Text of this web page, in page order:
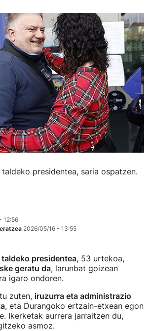
presidentea, saria ospatzen.
12:56
2026/05/16 - 13:55
presidentea, 53 urtekoa,
geratu da, larunbat goizean
igaro ondoren.
zuten, iruzurra eta administrazio
, eta Durangoko ertzain-etxean egon
Ikerketak aurrera jarraitzen du,
asmoz.